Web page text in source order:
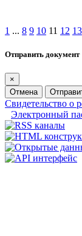
1 ... 8 9 10 11 12 13
Отправить документ
×
Отмена
Свидетельство
Электронный